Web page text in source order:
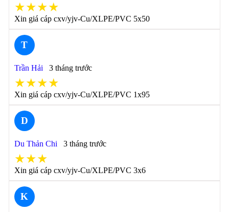
★★★★
Xin giá cáp cxv/yjv-Cu/XLPE/PVC 5x50
T
Trần Hải 3 tháng trước
★★★★
Xin giá cáp cxv/yjv-Cu/XLPE/PVC 1x95
D
Du Thản Chi 3 tháng trước
★★★
Xin giá cáp cxv/yjv-Cu/XLPE/PVC 3x6
K